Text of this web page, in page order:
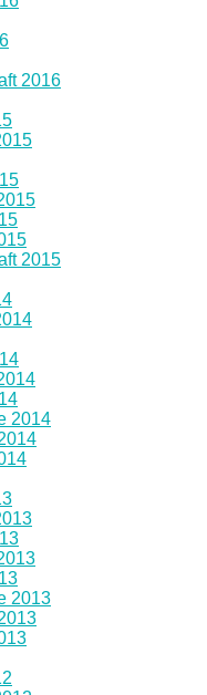
2016
2015
2014
2013